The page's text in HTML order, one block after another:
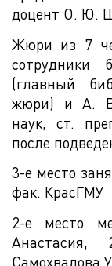
доцент О. Ю.
Жюри из 7
сотрудники
(главный
жюри) и А. В.
наук, ст.
после
3-е место
фак. КрасГМУ
2-е место
Самохвалова